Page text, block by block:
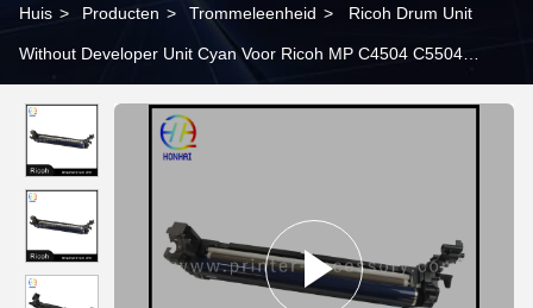
Huis > Producten > Trommeleenheid > Ricoh Drum Unit
Without Developer Unit Cyan Voor Ricoh MP C4504 C5504